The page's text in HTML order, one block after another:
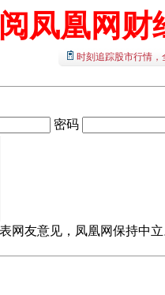
凤凰网财
时刻追踪股市行情
密码
网友意见，凤凰网保持中